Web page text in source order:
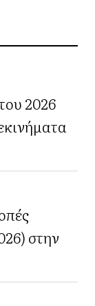
2026
στην